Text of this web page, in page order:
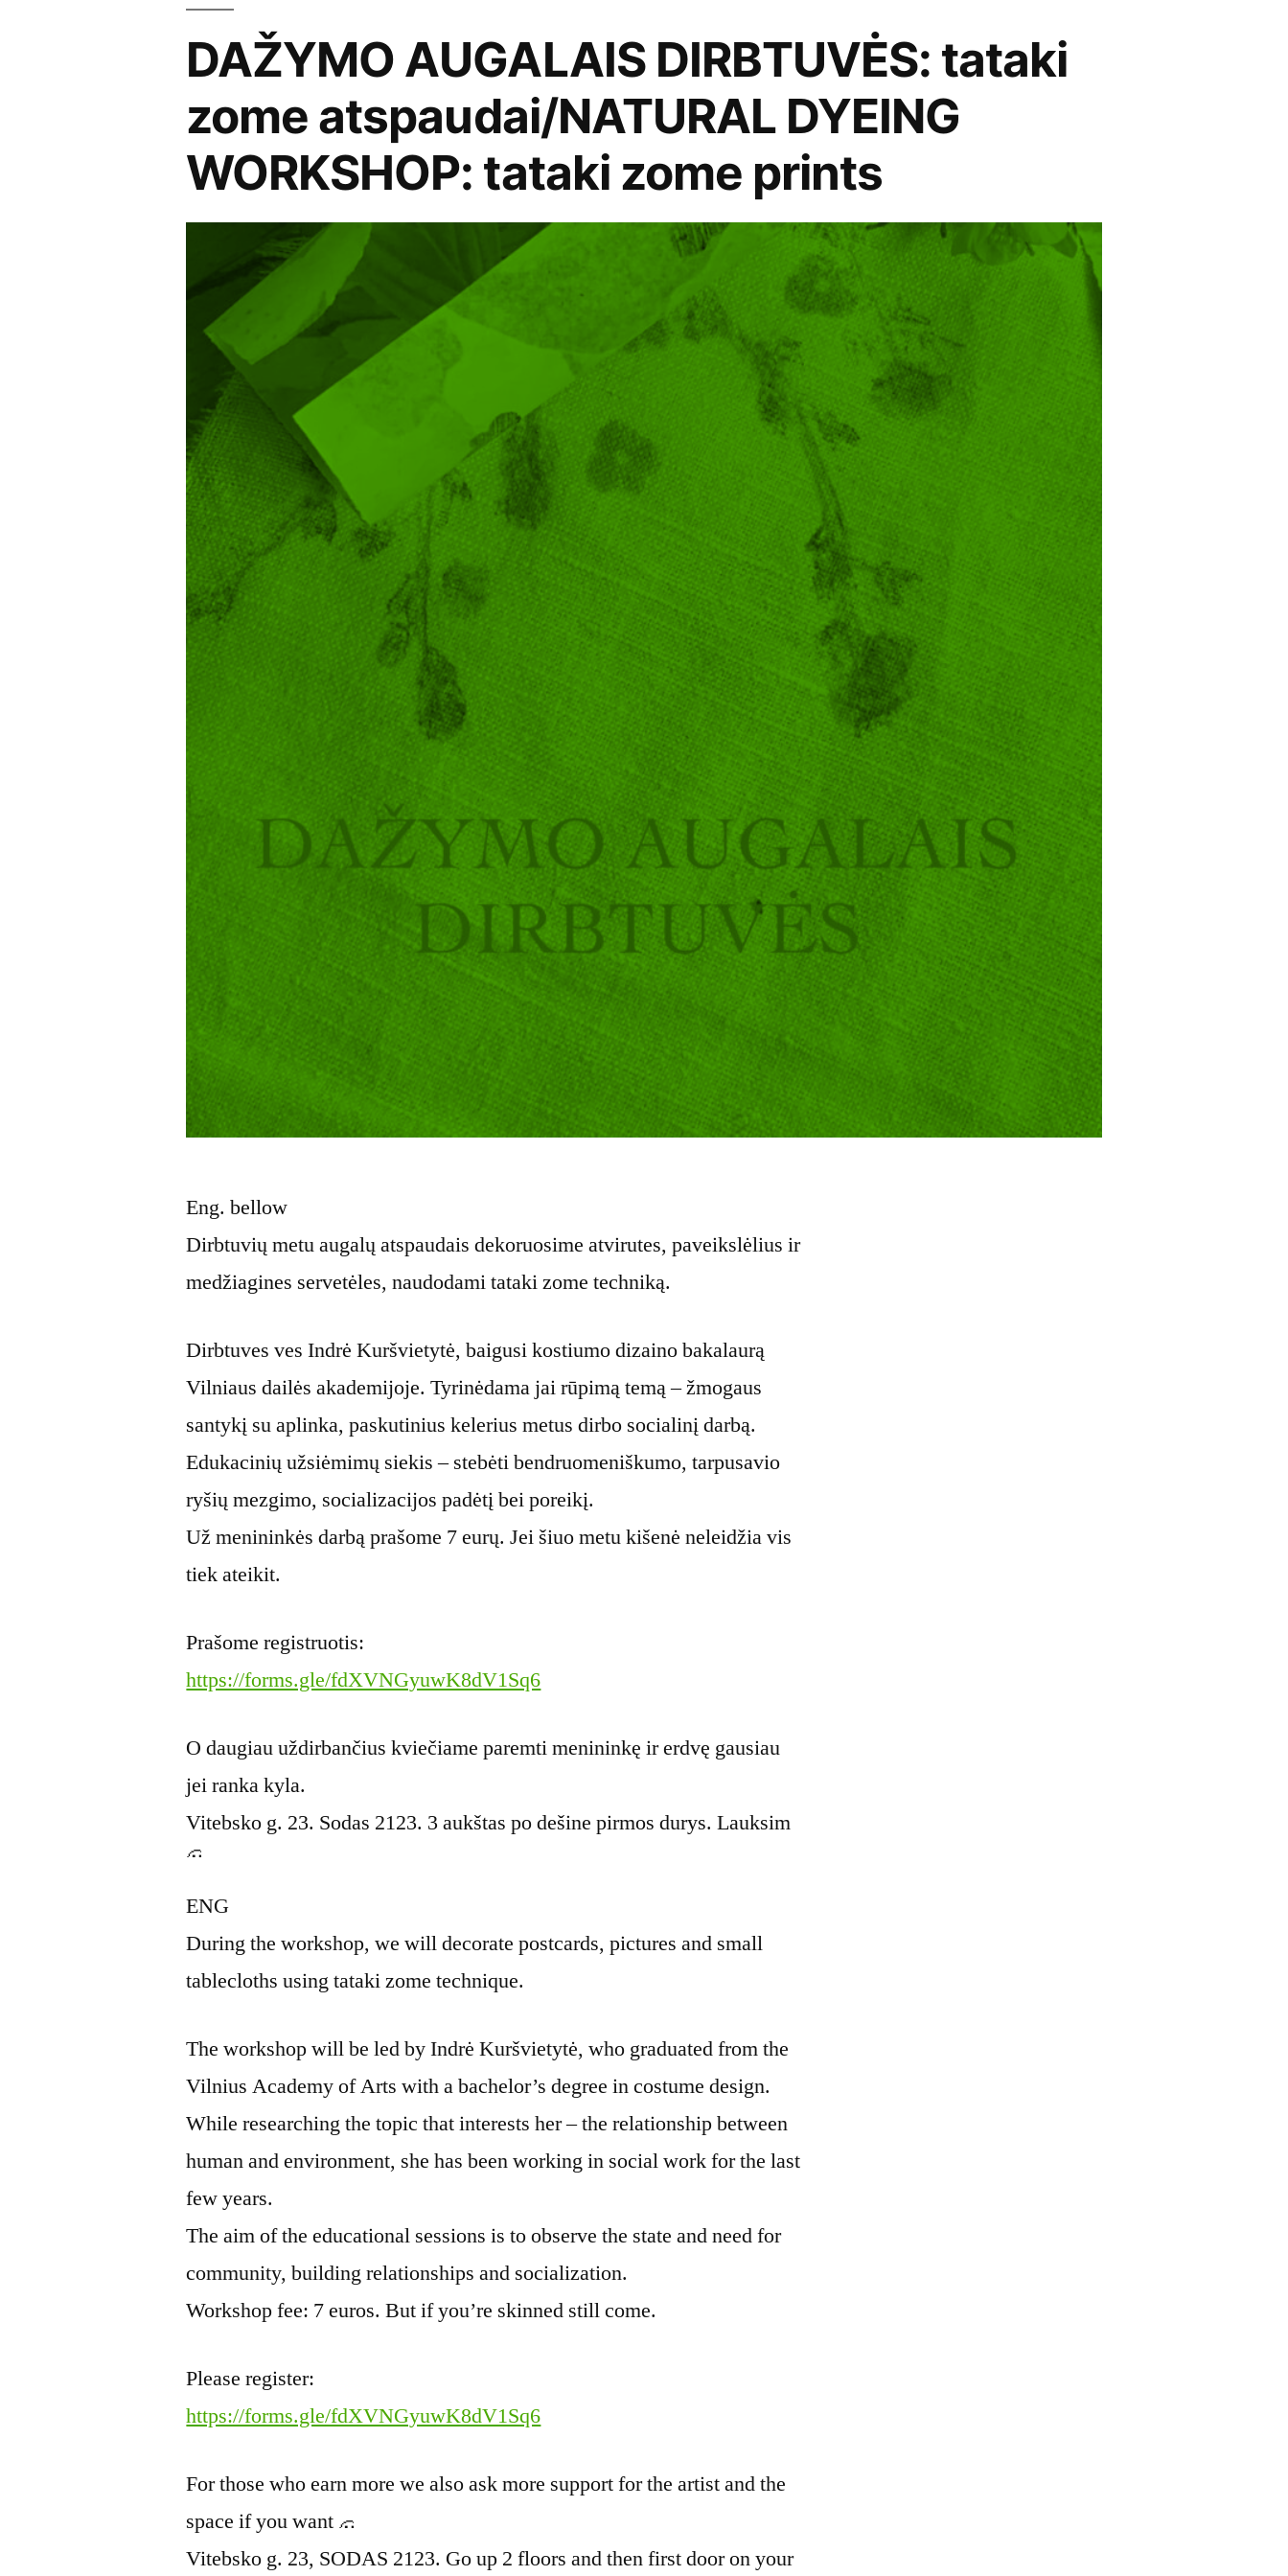
DAŽYMO AUGALAIS DIRBTUVĖS: tataki
zome atspaudai/NATURAL DYEING
WORKSHOP: tataki zome prints
Eng. bellow
Dirbtuvių metu augalų atspaudais dekoruosime atvirutes, paveikslėlius ir
medžiagines servetėles, naudodami tataki zome techniką.
Dirbtuves ves Indrė Kuršvietytė, baigusi kostiumo dizaino bakalaurą
Vilniaus dailės akademijoje. Tyrinėdama jai rūpimą temą – žmogaus
santykį su aplinka, paskutinius kelerius metus dirbo socialinį darbą.
Edukacinių užsiėmimų siekis – stebėti bendruomeniškumo, tarpusavio
ryšių mezgimo, socializacijos padėtį bei poreikį.
Už menininkės darbą prašome 7 eurų. Jei šiuo metu kišenė neleidžia vis
tiek ateikit.
Prašome registruotis:
https://forms.gle/fdXVNGyuwK8dV1Sq6
O daugiau uždirbančius kviečiame paremti menininkę ir erdvę gausiau
jei ranka kyla.
Vitebsko g. 23. Sodas 2123. 3 aukštas po dešine pirmos durys. Lauksim
ENG
During the workshop, we will decorate postcards, pictures and small
tablecloths using tataki zome technique.
The workshop will be led by Indrė Kuršvietytė, who graduated from the
Vilnius Academy of Arts with a bachelor’s degree in costume design.
While researching the topic that interests her – the relationship between
human and environment, she has been working in social work for the last
few years.
The aim of the educational sessions is to observe the state and need for
community, building relationships and socialization.
Workshop fee: 7 euros. But if you’re skinned still come.
Please register:
https://forms.gle/fdXVNGyuwK8dV1Sq6
For those who earn more we also ask more support for the artist and the
space if you want
Vitebsko g. 23, SODAS 2123. Go up 2 floors and then first door on your